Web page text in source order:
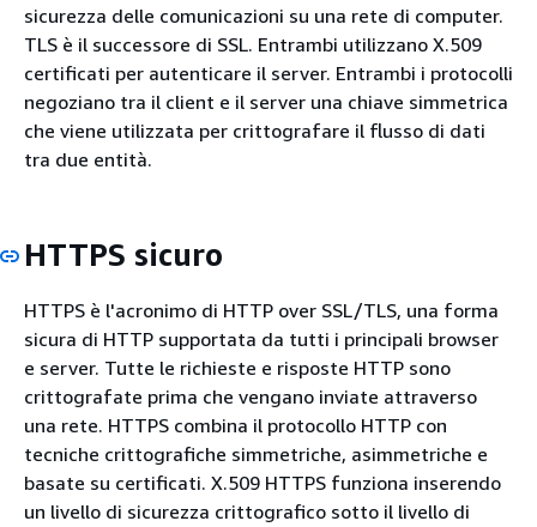
sicurezza delle comunicazioni su una rete di computer.
TLS è il successore di SSL. Entrambi utilizzano X.509
certificati per autenticare il server. Entrambi i protocolli
negoziano tra il client e il server una chiave simmetrica
che viene utilizzata per crittografare il flusso di dati
tra due entità.
HTTPS sicuro
HTTPS è l'acronimo di HTTP over SSL/TLS, una forma
sicura di HTTP supportata da tutti i principali browser
e server. Tutte le richieste e risposte HTTP sono
crittografate prima che vengano inviate attraverso
una rete. HTTPS combina il protocollo HTTP con
tecniche crittografiche simmetriche, asimmetriche e
basate su certificati. X.509 HTTPS funziona inserendo
un livello di sicurezza crittografico sotto il livello di